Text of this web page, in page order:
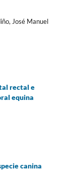
José Manuel
rectal e
equina
canina